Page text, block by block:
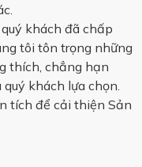
khách đã chấp
tôi tôn trọng những
thích, chẳng hạn
khách lựa chọn.
tích để cải thiện Sản